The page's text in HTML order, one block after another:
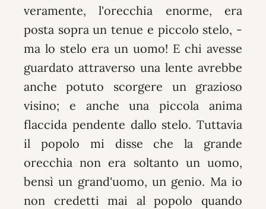
veramente, l'orecchia enorme, era
posta sopra un tenue e piccolo stelo, -
ma lo stelo era un uomo! E chi avesse
guardato attraverso una lente avrebbe
anche potuto scorgere un grazioso
visino; e anche una piccola anima
flaccida pendente dallo stelo. Tuttavia
il popolo mi disse che la grande
orecchia non era soltanto un uomo,
bensì un grand'uomo, un genio. Ma io
non credetti mai al popolo quando